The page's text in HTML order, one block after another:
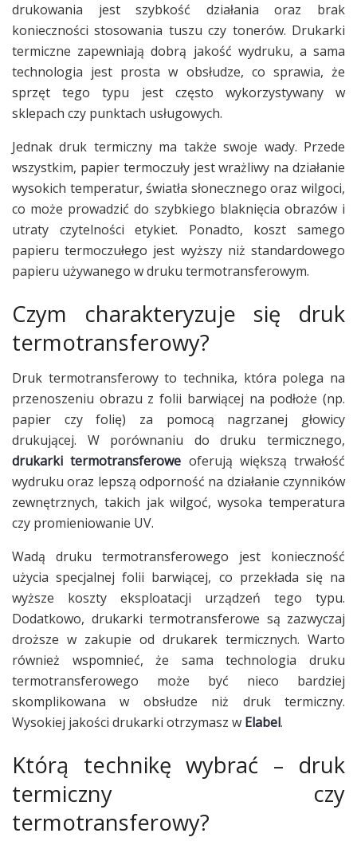
drukowania jest szybkość działania oraz brak
konieczności stosowania tuszu czy tonerów. Drukarki
termiczne zapewniają dobrą jakość wydruku, a sama
technologia jest prosta w obsłudze, co sprawia, że
sprzęt tego typu jest często wykorzystywany w
sklepach czy punktach usługowych.
Jednak druk termiczny ma także swoje wady. Przede
wszystkim, papier termoczuły jest wrażliwy na działanie
wysokich temperatur, światła słonecznego oraz wilgoci,
co może prowadzić do szybkiego blaknięcia obrazów i
utraty czytelności etykiet. Ponadto, koszt samego
papieru termoczułego jest wyższy niż standardowego
papieru używanego w druku termotransferowym.
Czym charakteryzuje się druk
termotransferowy?
Druk termotransferowy to technika, która polega na
przenoszeniu obrazu z folii barwiącej na podłoże (np.
papier czy folię) za pomocą nagrzanej głowicy
drukującej. W porównaniu do druku termicznego,
drukarki termotransferowe oferują większą trwałość
wydruku oraz lepszą odporność na działanie czynników
zewnętrznych, takich jak wilgoć, wysoka temperatura
czy promieniowanie UV.
Wadą druku termotransferowego jest konieczność
użycia specjalnej folii barwiącej, co przekłada się na
wyższe koszty eksploatacji urządzeń tego typu.
Dodatkowo, drukarki termotransferowe są zazwyczaj
droższe w zakupie od drukarek termicznych. Warto
również wspomnieć, że sama technologia druku
termotransferowego może być nieco bardziej
skomplikowana w obsłudze niż druk termiczny.
Wysokiej jakości drukarki otrzymasz w Elabel.
Którą technikę wybrać – druk
termiczny czy
termotransferowy?